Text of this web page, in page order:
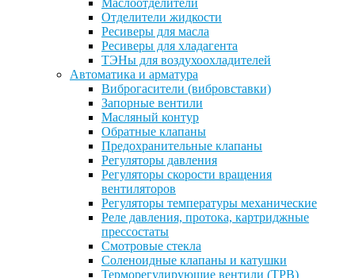
Маслоотделители
Отделители жидкости
Ресиверы для масла
Ресиверы для хладагента
ТЭНы для воздухоохладителей
Автоматика и арматура
Виброгасители (вибровставки)
Запорные вентили
Масляный контур
Обратные клапаны
Предохранительные клапаны
Регуляторы давления
Регуляторы скорости вращения
вентиляторов
Регуляторы температуры механические
Реле давления, протока, картриджные
прессостаты
Смотровые стекла
Соленоидные клапаны и катушки
Терморегулирующие вентили (ТРВ)